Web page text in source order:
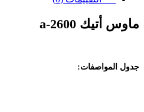
ماوس أتيك
جدول المواصفات: